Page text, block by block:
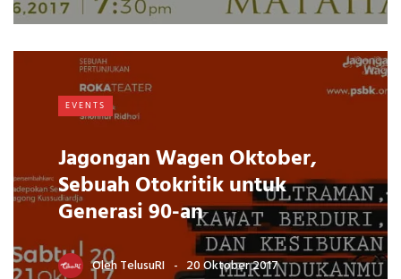
EVENTS
Jagongan Wagen Oktober,
Sebuah Otokritik untuk
Generasi 90-an
OlehTelusuRI 20 Oktober 2017